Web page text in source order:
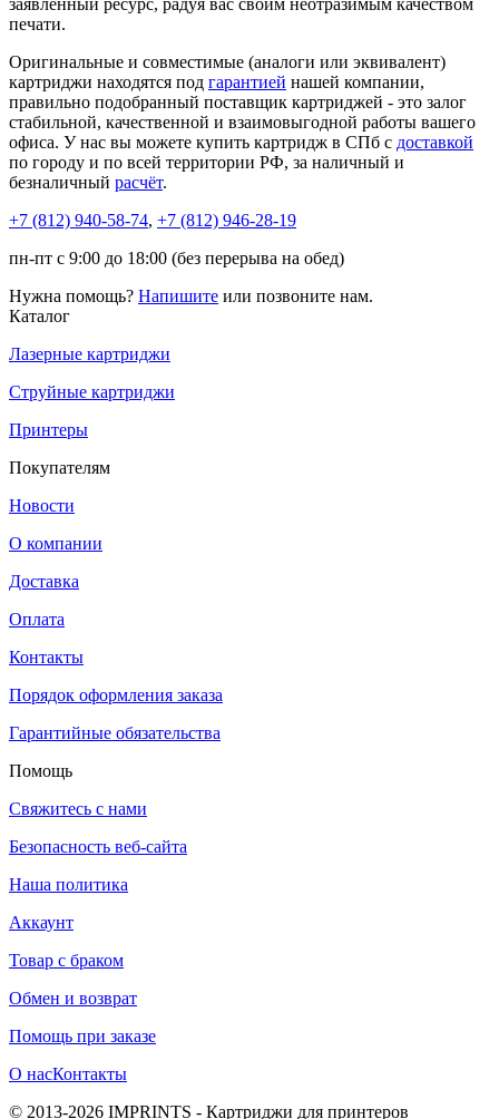
печати.
Оригинальные и совместимые (аналоги или эквивалент)
картриджи находятся под гарантией нашей компании,
правильно подобранный поставщик картриджей - это залог
стабильной, качественной и взаимовыгодной работы вашего
офиса. У нас вы можете купить картридж в СПб с доставкой
по городу и по всей территории РФ, за наличный и
безналичный расчёт.
+7 (812) 940-58-74, +7 (812) 946-28-19
пн-пт с 9:00 до 18:00 (без перерыва на обед)
Нужна помощь? Напишите или позвоните нам.
Каталог
Лазерные картриджи
Струйные картриджи
Принтеры
Покупателям
Новости
О компании
Доставка
Оплата
Контакты
Порядок оформления заказа
Гарантийные обязательства
Помощь
Свяжитесь с нами
Безопасность веб-сайта
Наша политика
Аккаунт
Товар с браком
Обмен и возврат
Помощь при заказе
О насКонтакты
© 2013-2026 IMPRINTS - Картриджи для принтеров